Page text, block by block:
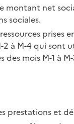
montant net
sociales.
prises
2 à M-4 qui sont
mois M-1 à M-
prestations et